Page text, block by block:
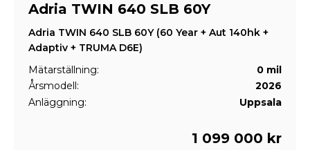
Adria TWIN 640 SLB 60Y
Adria TWIN 640 SLB 60Y (60 Year + Aut 140hk +
Adaptiv + TRUMA D6E)
Mätarställning:
0 mil
Årsmodell:
2026
Anläggning:
Uppsala
1 099 000 kr